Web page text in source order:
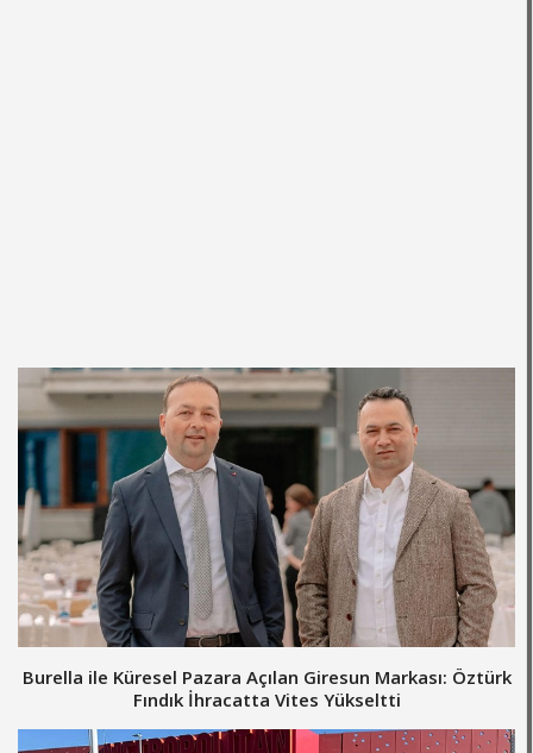
Burella ile Küresel Pazara Açılan Giresun Markası: Öztürk
Fındık İhracatta Vites Yükseltti